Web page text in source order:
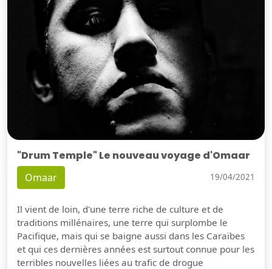
"Drum Temple" Le nouveau voyage d'Omaar
Omaar 19/04/2021
Il vient de loin, d'une terre riche de culture et de
traditions millénaires, une terre qui surplombe le
Pacifique, mais qui se baigne aussi dans les Caraïbes
et qui ces dernières années est surtout connue pour les
terribles nouvelles liées au trafic de drogue